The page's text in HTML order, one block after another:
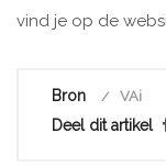
vind je op de
Bron VAi
Deel dit artikel